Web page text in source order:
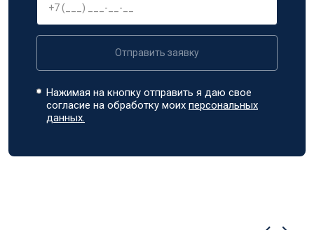
Отправить заявку
Нажимая на кнопку отправить я даю свое
согласие на обработку моихперсональных
данных.